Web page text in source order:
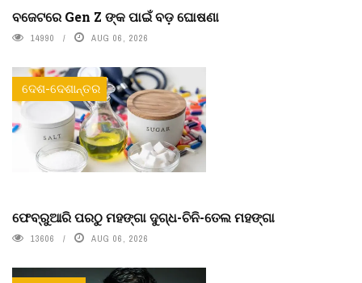
ବଜେଟରେ Gen Z ଙ୍କ ପାଇଁ ବଡ଼ ଘୋଷଣା
14990 AUG 06, 2026
ଦେଶ-ଦେଶାନ୍ତର
ଫେବ୍ରୁଆରି ପରଠୁ ମହଙ୍ଗା ଦୁଗ୍ଧ-ଚିନି-ତେଲ ମହଙ୍ଗା
13606 AUG 06, 2026